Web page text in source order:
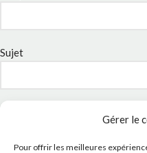
Gérer le
Pour offrir les meilleures
Sujet